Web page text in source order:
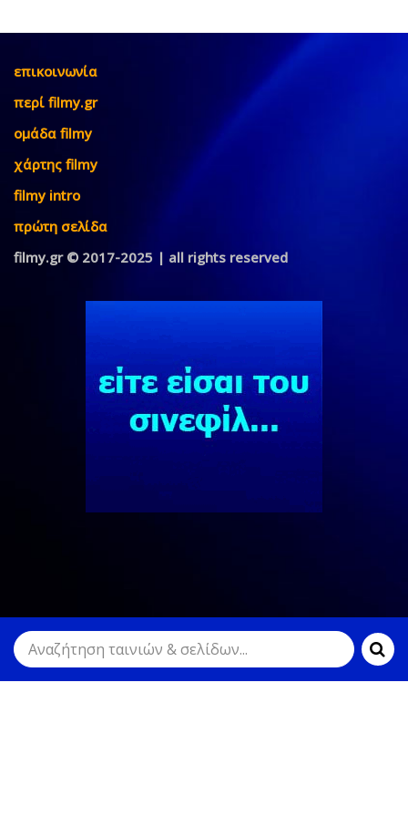
επικοινωνία
περί filmy.gr
ομάδα filmy
χάρτης filmy
filmy intro
πρώτη σελίδα
filmy.gr © 2017-2025 | all rights reserved